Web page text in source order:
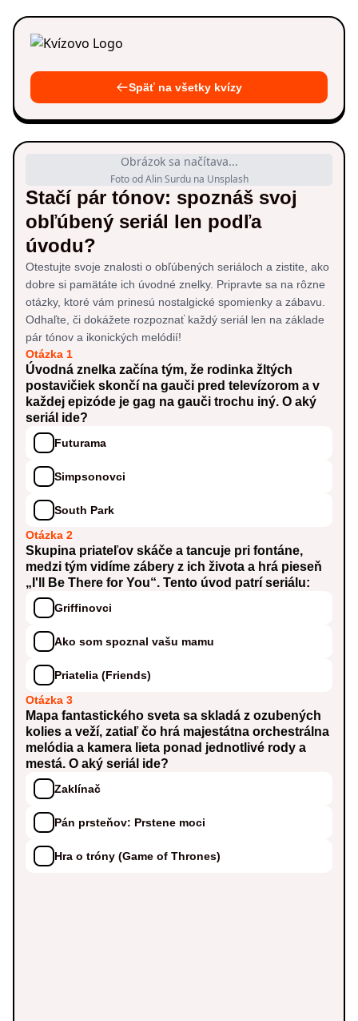
Späť na všetky kvízy
Obrázok sa načítava...
Foto od Alin Surdu na Unsplash
Stačí pár tónov: spoznáš svoj
obľúbený seriál len podľa
úvodu?
Otestujte svoje znalosti o obľúbených seriáloch a zistite, ako
dobre si pamätáte ich úvodné znelky. Pripravte sa na rôzne
otázky, ktoré vám prinesú nostalgické spomienky a zábavu.
Odhaľte, či dokážete rozpoznať každý seriál len na základe
pár tónov a ikonických melódií!
Otázka 1
Úvodná znelka začína tým, že rodinka žltých
postavičiek skončí na gauči pred televízorom a v
každej epizóde je gag na gauči trochu iný. O aký
seriál ide?
Futurama
Simpsonovci
South Park
Otázka 2
Skupina priateľov skáče a tancuje pri fontáne,
medzi tým vidíme zábery z ich života a hrá pieseň
„I'll Be There for You“. Tento úvod patrí seriálu:
Griffinovci
Ako som spoznal vašu mamu
Priatelia (Friends)
Otázka 3
Mapa fantastického sveta sa skladá z ozubených
kolies a veží, zatiaľ čo hrá majestátna orchestrálna
melódia a kamera lieta ponad jednotlivé rody a
mestá. O aký seriál ide?
Zaklínač
Pán prsteňov: Prstene moci
Hra o tróny (Game of Thrones)